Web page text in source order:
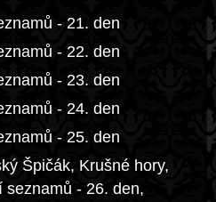
- 21. den
- 22. den
- 23. den
- 24. den
- 25. den
Špičák, Krušné hory,
seznamů - 26. den,